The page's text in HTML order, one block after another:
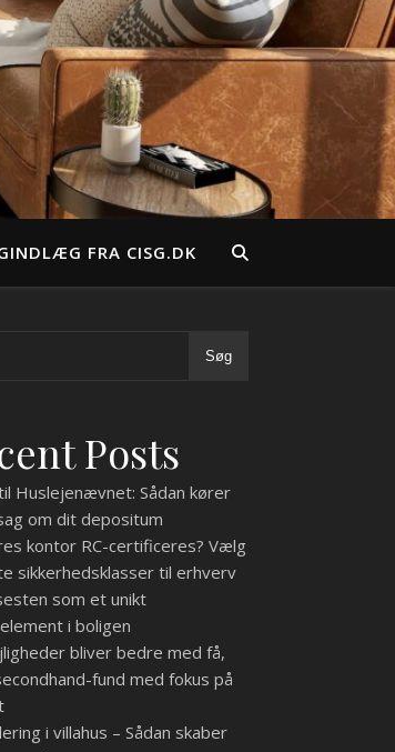
FRA CISG.DK
Søg
Posts
Huslejenævnet: Sådan kører
om dit depositum
kontor RC-certificeres? Vælg
sikkerhedsklasser til erhverv
som et unikt
i boligen
bliver bedre med få,
fund med fokus på
i villahus – Sådan skaber